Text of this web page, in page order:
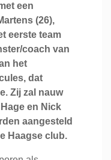
een
(26),
eerste team
coach van
het
dat
Zij zal nauw
en Nick
aangesteld
Haagse club.